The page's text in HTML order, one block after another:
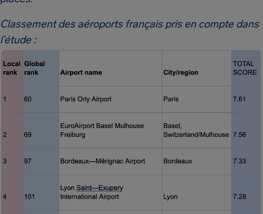
Classement des aéroports français pris en compte dans
l’étude :